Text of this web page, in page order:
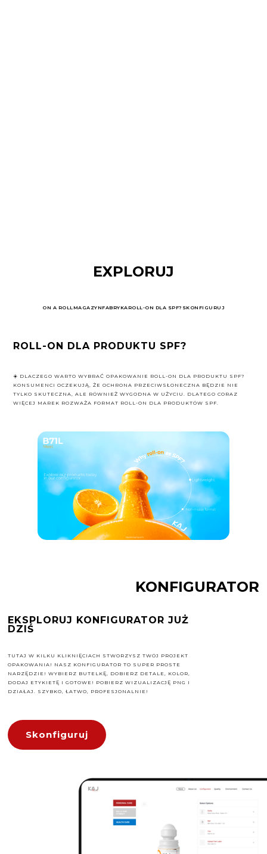
EXPLORUJ
ON A ROLLMAGAZYNFABRYKAROLL-ON DLA SPF? SKONFIGURUJ
ROLL-ON DLA PRODUKTU SPF?
☀️ DLACZEGO WARTO WYBRAĆ OPAKOWANIE ROLL-ON DLA PRODUKTU SPF?
KONSUMENCI OCZEKUJĄ, ŻE OCHRONA PRZECIWSŁONECZNA BĘDZIE NIE
TYLKO SKUTECZNA, ALE RÓWNIEŻ WYGODNA W UŻYCIU. DLATEGO CORAZ
WIĘCEJ MAREK ROZWAŻA FORMAT ROLL-ON DLA PRODUKTÓW SPF.
KONFIGURATOR
EKSPLORUJ KONFIGURATOR JUŻ
DZIŚ
TUTAJ W KILKU KLIKNIĘCIACH STWORZYSZ TWÓJ PROJEKT
OPAKOWANIA! NASZ KONFIGURATOR TO SUPER PROSTE
NARZĘDZIE! WYBIERZ BUTELKĘ, DOBIERZ DETALE, KOLOR,
DODAJ ETYKIETĘ I GOTOWE! POBIERZ WIZUALIZACJĘ PNG I
DZIAŁAJ. SZYBKO, ŁATWO, PROFESJONALNIE!
Skonfiguruj